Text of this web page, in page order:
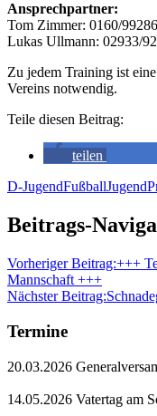
Ansprechpartner:
Tom Zimmer: 0160/
Lukas Ullmann: 02933/
Zu jedem Training ist
Vereins notwendig.
Teile diesen Beitrag:
teilen
D-JugendFußballJugend
Beitrags-
Vorheriger Beitrag:+++
Mannschaft +++
Nächster Beitrag:
Termine
20.03.2026
14.05.2026 Vatertag am